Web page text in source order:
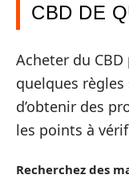
CBD DE
Acheter du
quelques
d’obtenir des
les points à
Recherchez des